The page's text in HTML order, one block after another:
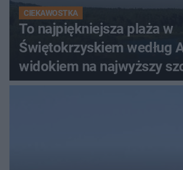
CIEKAWOSTKA
To najpiękniejsza plaża w
Świętokrzyskiem według
widokiem na najwyższy
Świętokrzyskich